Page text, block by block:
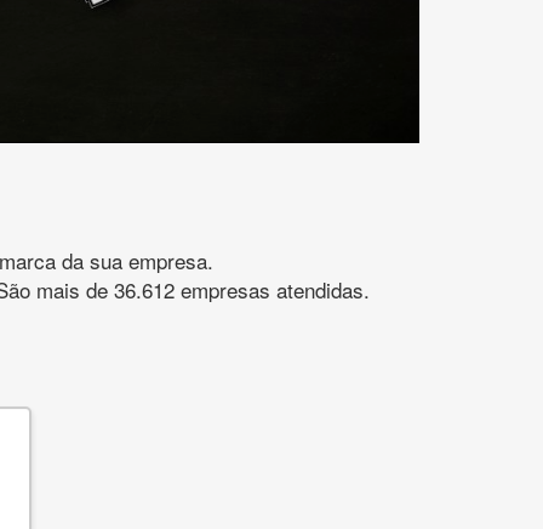
da sua empresa.
mais de 36.612 empresas atendidas.